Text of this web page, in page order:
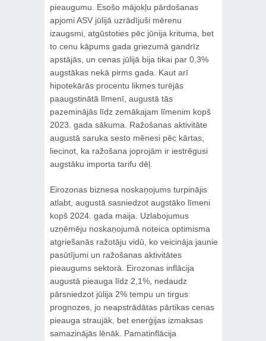
pieaugumu. Esošo mājokļu pārdošanas
apjomi ASV jūlijā uzrādījuši mērenu
izaugsmi, atgūstoties pēc jūnija krituma, bet
to cenu kāpums gada griezumā gandrīz
apstājās, un cenas jūlijā bija tikai par 0,3%
augstākas nekā pirms gada. Kaut arī
hipotekārās procentu likmes turējās
paaugstinātā līmenī, augustā tās
pazeminājās līdz zemākajam līmenim kopš
2023. gada sākuma. Ražošanas aktivitāte
augustā saruka sesto mēnesi pēc kārtas,
liecinot, ka ražošana joprojām ir iestrēgusi
augstāku importa tarifu dēļ.
Eirozonas biznesa noskaņojums turpinājis
atlabt, augustā sasniedzot augstāko līmeni
kopš 2024. gada maija. Uzlabojumus
uzņēmēju noskaņojumā noteica optimisma
atgriešanās ražotāju vidū, ko veicināja jaunie
pasūtījumi un ražošanas aktivitātes
pieaugums sektorā. Eirozonas inflācija
augustā pieauga līdz 2,1%, nedaudz
pārsniedzot jūlija 2% tempu un tirgus
prognozes, jo neapstrādātas pārtikas cenas
pieauga straujāk, bet enerģijas izmaksas
samazinājās lēnāk. Pamatinflācija